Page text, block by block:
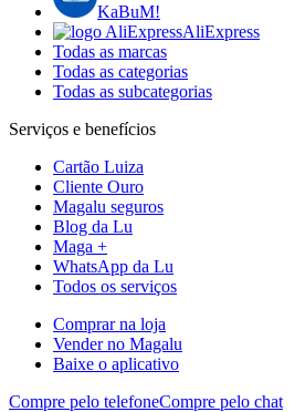
KaBuM!
AliExpress
Todas as marcas
Todas as categorias
Todas as subcategorias
Serviços e benefícios
Cartão Luiza
Cliente Ouro
Magalu seguros
Blog da Lu
Maga +
WhatsApp da Lu
Todos os serviços
Comprar na loja
Vender no Magalu
Baixe o aplicativo
Compre pelo telefoneCompre pelo chat